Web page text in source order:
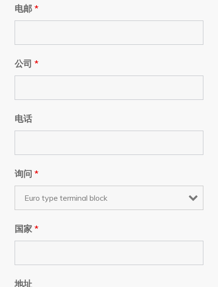
电邮 *
公司 *
电话
询问 *
国家 *
地址